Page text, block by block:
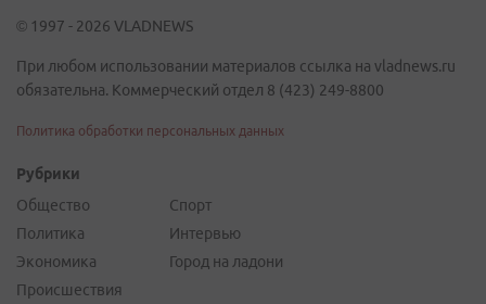
© 1997 - 2026 VLADNEWS
При любом использовании материалов ссылка на vladnews.ru
обязательна. Коммерческий отдел 8 (423) 249-8800
Политика обработки персональных данных
Рубрики
Общество
Политика
Экономика
Происшествия
Спорт
Интервью
Город на ладони